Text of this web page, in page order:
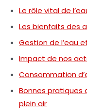
Le rôle vital de
Les bienfaits des
Gestion de l’eau
Impact de nos
Consommation
Bonnes pratiques
plein air